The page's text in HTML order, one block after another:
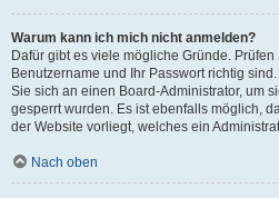
Warum kann ich mich nicht anmelden?
Dafür gibt es viele mögliche Gründe.
Benutzername und Ihr Passwort richtig
Sie sich an einen Board-Administrator, um
gesperrt wurden. Es ist ebenfalls möglich,
der Website vorliegt, welches ein
Nach oben